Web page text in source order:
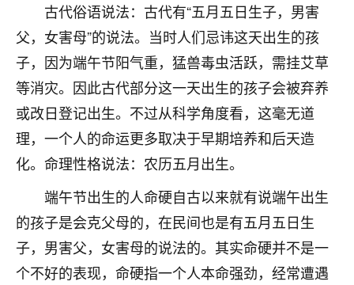
古代俗语说法：古代有“五月五日生子，男害
父，女害母”的说法。当时人们忌讳这天出生的孩
子，因为端午节阳气重，猛兽毒虫活跃，需挂艾草
等消灾。因此古代部分这一天出生的孩子会被弃养
或改日登记出生。不过从科学角度看，这毫无道
理，一个人的命运更多取决于早期培养和后天造
化。命理性格说法：农历五月出生。
端午节出生的人命硬自古以来就有说端午出生
的孩子是会克父母的，在民间也是有五月五日生
子，男害父，女害母的说法的。其实命硬并不是一
个不好的表现，命硬指一个人本命强劲，经常遭遇
我是公司人事调整，有升迁机会，但同时竞争的我们
三个，找老师的时候是抱着侥幸心理，没想到老师看
着我晋升有望，我半信半疑的按照老师建议，做了化
太岁还有一个发钱粮，本来年前的人事调整，拖到年
后，我以为都没戏了，结果开年一上班，开会提拔升
职第一个就是我，职务无所谓，主要是底薪加了
3000，非常开心，无论如何，感恩感谢！🙏🏻
鹿森：恭喜升职加薪！！，请客吗？�
12小时前 来自北京 32
心心相印
我身体不太好，总是病病殃殃的，去检查又没什么大
问题，反正就是不舒服。中医西医看遍了，找不到问